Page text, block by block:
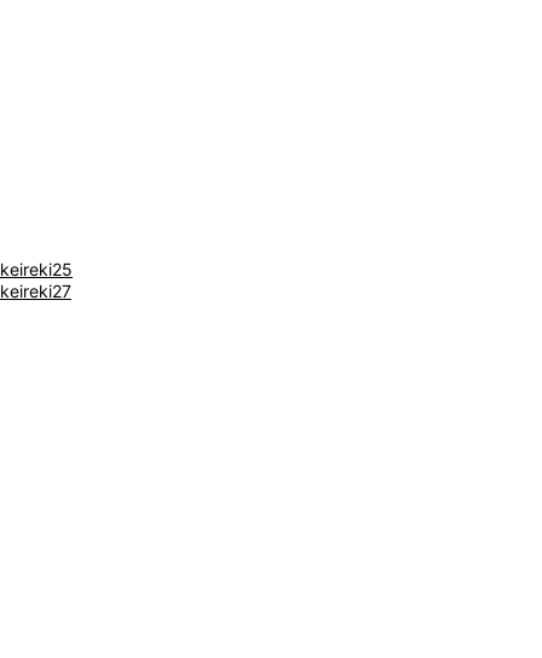
keireki25
keireki27